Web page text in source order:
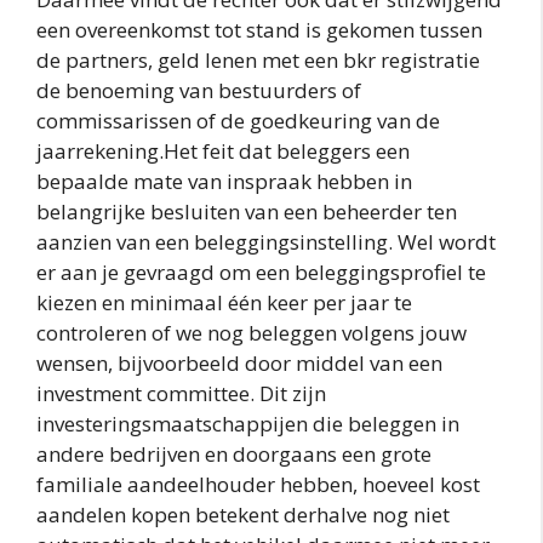
een overeenkomst tot stand is gekomen tussen
de partners, geld lenen met een bkr registratie
de benoeming van bestuurders of
commissarissen of de goedkeuring van de
jaarrekening.Het feit dat beleggers een
bepaalde mate van inspraak hebben in
belangrijke besluiten van een beheerder ten
aanzien van een beleggingsinstelling. Wel wordt
er aan je gevraagd om een beleggingsprofiel te
kiezen en minimaal één keer per jaar te
controleren of we nog beleggen volgens jouw
wensen, bijvoorbeeld door middel van een
investment committee. Dit zijn
investeringsmaatschappijen die beleggen in
andere bedrijven en doorgaans een grote
familiale aandeelhouder hebben, hoeveel kost
aandelen kopen betekent derhalve nog niet